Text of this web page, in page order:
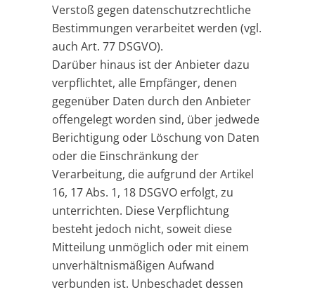
Verstoß gegen datenschutzrechtliche
Bestimmungen verarbeitet werden (vgl.
auch Art. 77 DSGVO).
Darüber hinaus ist der Anbieter dazu
verpflichtet, alle Empfänger, denen
gegenüber Daten durch den Anbieter
offengelegt worden sind, über jedwede
Berichtigung oder Löschung von Daten
oder die Einschränkung der
Verarbeitung, die aufgrund der Artikel
16, 17 Abs. 1, 18 DSGVO erfolgt, zu
unterrichten. Diese Verpflichtung
besteht jedoch nicht, soweit diese
Mitteilung unmöglich oder mit einem
unverhältnismäßigen Aufwand
verbunden ist. Unbeschadet dessen